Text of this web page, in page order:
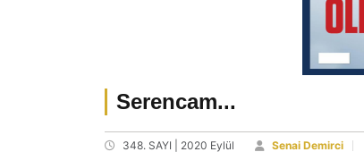
Serencam...
348. SAYI | 2020 Eylül Senai Demirci